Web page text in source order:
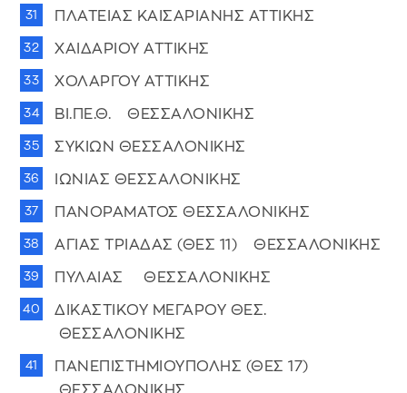
ΠΛΑΤΕΙΑΣ ΚΑΙΣΑΡΙΑΝΗΣ ΑΤΤΙΚΗΣ
ΧΑΙΔΑΡΙΟΥ ΑΤΤΙΚΗΣ
ΧΟΛΑΡΓΟΥ ΑΤΤΙΚΗΣ
ΒΙ.ΠΕ.Θ. ΘΕΣΣΑΛΟΝΙΚΗΣ
ΣΥΚΙΩΝ ΘΕΣΣΑΛΟΝΙΚΗΣ
ΙΩΝΙΑΣ ΘΕΣΣΑΛΟΝΙΚΗΣ
ΠΑΝΟΡΑΜΑΤΟΣ ΘΕΣΣΑΛΟΝΙΚΗΣ
ΑΓΙΑΣ ΤΡΙΑΔΑΣ (ΘΕΣ 11) ΘΕΣΣΑΛΟΝΙΚΗΣ
ΠΥΛΑΙΑΣ ΘΕΣΣΑΛΟΝΙΚΗΣ
ΔΙΚΑΣΤΙΚΟΥ ΜΕΓΑΡΟΥ ΘΕΣ.
ΘΕΣΣΑΛΟΝΙΚΗΣ
ΠΑΝΕΠΙΣΤΗΜΙΟΥΠΟΛΗΣ (ΘΕΣ 17)
ΘΕΣΣΑΛΟΝΙΚΗΣ